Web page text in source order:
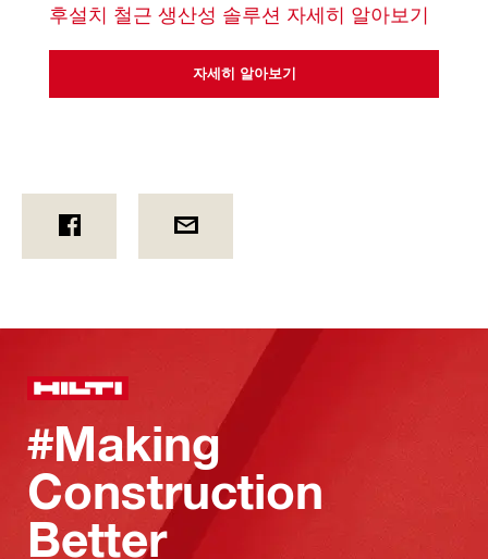
후설치 철근 생산성 솔루션 자세히 알아보기
자세히 알아보기
#Making
Construction
Better